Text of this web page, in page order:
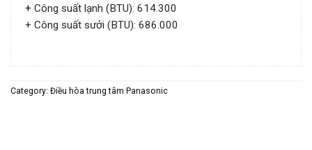
+ Công suất lạnh (BTU): 614.300
+ Công suất sưởi (BTU): 686.000
Category: Điều hòa trung tâm Panasonic